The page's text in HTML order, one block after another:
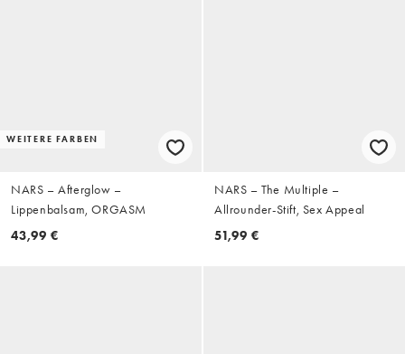
WEITERE FARBEN
NARS – Afterglow –
Lippenbalsam, ORGASM
43,99 €
NARS – The Multiple –
Allrounder-Stift, Sex Appeal
51,99 €